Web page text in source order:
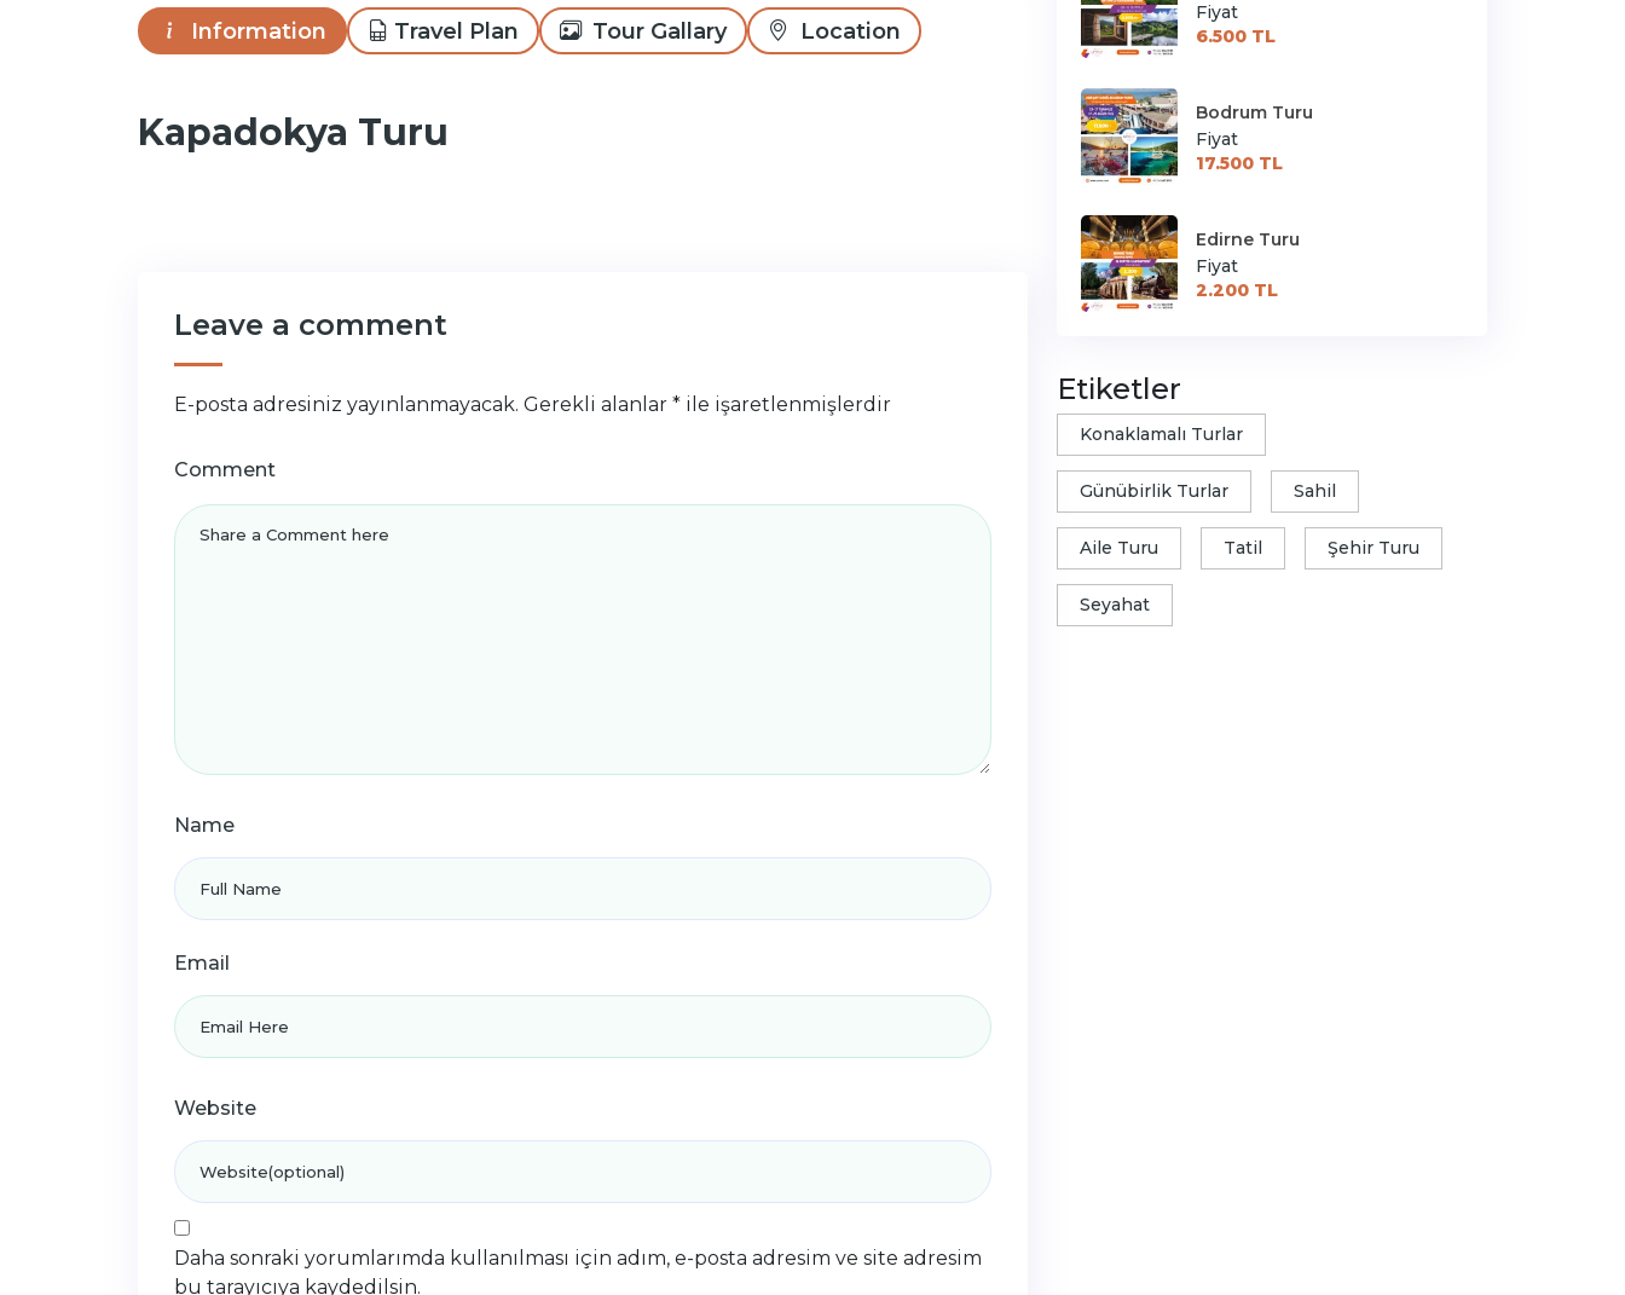
Information Travel Plan Tour Gallary Location
Kapadokya Turu
Leave a comment
E-posta adresiniz yayınlanmayacak. Gerekli alanlar * ile işaretlenmişlerdir
Comment
Name
Email
Website
Daha sonraki yorumlarımda kullanılması için adım, e-posta adresim ve site adresim
bu tarayıcıya kaydedilsin.
Fiyat
6.500 TL
Bodrum Turu
Fiyat
17.500 TL
Edirne Turu
Fiyat
2.200 TL
Etiketler
Konaklamalı Turlar
Günübirlik Turlar Sahil
Aile Turu Tatil Şehir Turu
Seyahat